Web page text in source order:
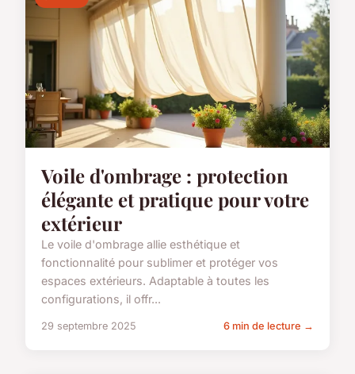
Voile d'ombrage : protection
élégante et pratique pour votre
extérieur
Le voile d'ombrage allie esthétique et
fonctionnalité pour sublimer et protéger vos
espaces extérieurs. Adaptable à toutes les
configurations, il offr...
29 septembre 2025 6 min de lecture →